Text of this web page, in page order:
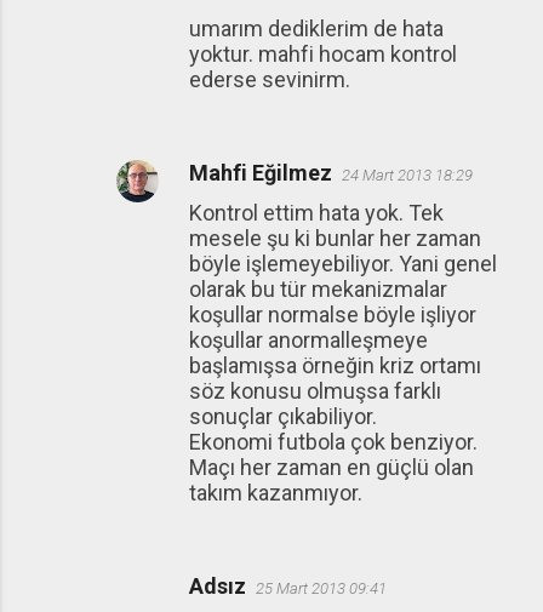
umarım dediklerim de hata
yoktur. mahfi hocam kontrol
ederse sevinirm.
Mahfi Eğilmez 24 Mart 2013 18:29
Kontrol ettim hata yok. Tek
mesele şu ki bunlar her zaman
böyle işlemeyebiliyor. Yani genel
olarak bu tür mekanizmalar
koşullar normalse böyle işliyor
koşullar anormalleşmeye
başlamışsa örneğin kriz ortamı
söz konusu olmuşsa farklı
sonuçlar çıkabiliyor.
Ekonomi futbola çok benziyor.
Maçı her zaman en güçlü olan
takım kazanmıyor.
Adsız 25 Mart 2013 09:41